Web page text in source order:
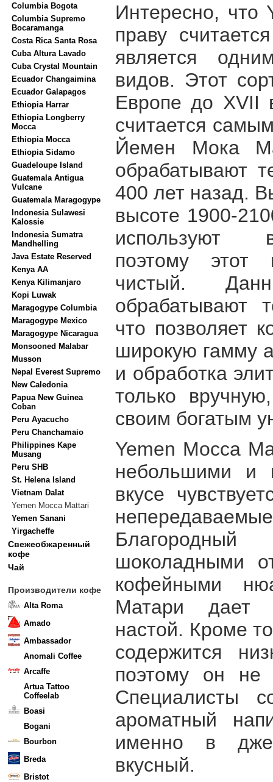
Columbia Bogota
Columbia Supremo
Bocaramanga
Costa Rica Santa Rosa
Cuba Altura Lavado
Cuba Crystal Mountain
Ecuador Changaimina
Ecuador Galapagos
Ethiopia Harrar
Ethiopia Longberry
Mocca
Ethiopia Mocca
Ethiopia Sidamo
Guadeloupe Island
Guatemala Antigua
Vulcane
Guatemala Maragogype
Indonesia Sulawesi
Kalossie
Indonesia Sumatra
Mandhelling
Java Estate Reserved
Kenya AA
Kenya Kilimanjaro
Kopi Luwak
Maragogype Columbia
Maragogype Mexico
Maragogype Nicaragua
Monsooned Malabar
Musson
Nepal Everest Supremo
New Caledonia
Papua New Guinea
Coban
Peru Ayacucho
Peru Chanchamaio
Philippines Kape
Musang
Pеru SHB
St. Helena Island
Vietnam Dalat
Yemen Mocca Mattari
Yemen Sanani
Yirgacheffe
Свежеобжаренный
кофе
Чай
Производители кофе
Alta Roma
Amado
Ambassador
Anomali Coffee
Arcaffe
Artua Tattoo
Coffeelab
Boasi
Bogani
Bourbon
Breda
Bristot
Интересно, что
праву
является
видов. Этот
Европе до XVII
считается
Йемен Мока
обрабатывают
400 лет назад.
высоте 1900-
используют
поэтому этот
чистый.
обрабатывают
что позволяет
широкую гамму
и обработка
только
своим богатым
Yemen Mocca
небольшими и
вкусе
Благородный
шоколадными
кофейными
Матари дает
настой. Кроме
содержится
поэтому он не
Специалисты
ароматный
именно в
вкусный.